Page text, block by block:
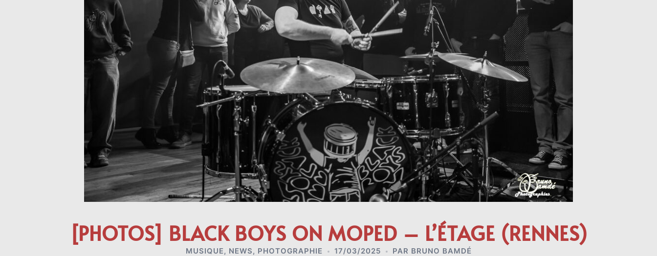
[PHOTOS] BLACK BOYS ON MOPED – L’ÉTAGE (RENNES)
MUSIQUE, NEWS, PHOTOGRAPHIE 17/03/2025 PAR BRUNO BAMDÉ